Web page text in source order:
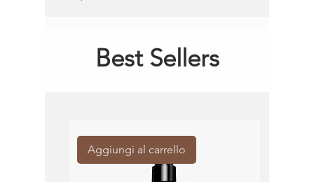
Best Sellers
Aggiungi al carrello